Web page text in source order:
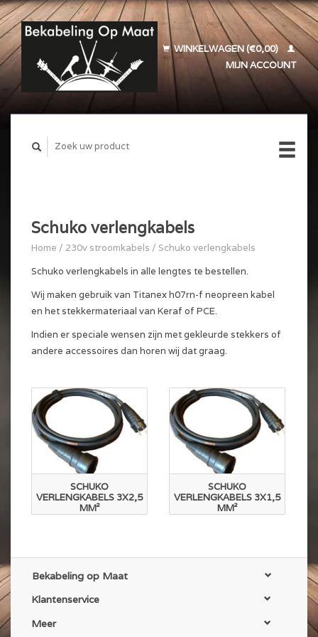
WINKELWAGEN (€0,00)
MIJN ACCOUNT
Schuko verlengkabels
Home / 230v stroomkabels / Schuko verlengkabels
Schuko verlengkabels in alle lengtes te bestellen.
Wij maken gebruik van Titanex h07rn-f neopreen kabel
en het stekkermateriaal van Keraf of PCE.
Indien er speciale wensen zijn met gekleurde stekkers of
andere accessoires dan horen wij dat graag.
SCHUKO
VERLENGKABELS 3X2,5
MM²
SCHUKO
VERLENGKABELS 3X1,5
MM²
Bekabeling op Maat
Klantenservice
Meer